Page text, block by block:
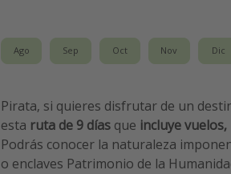
Ago Sep Oct Nov Dic
Pirata, si quieres disfrutar de un
esta ruta de 9 días que incluye
Podrás conocer la naturaleza
o enclaves Patrimonio de la